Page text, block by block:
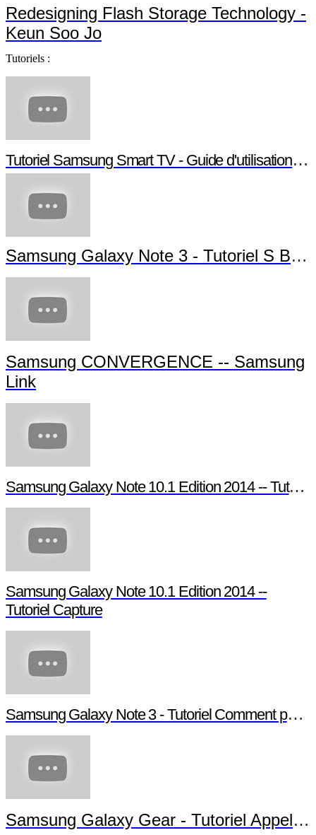
Redesigning Flash Storage Technology -
Keun Soo Jo
Tutoriels :
Tutoriel Samsung Smart TV - Guide d'utilisation Smart TV
Samsung Galaxy Note 3 - Tutoriel S Beam
Samsung CONVERGENCE -- Samsung
Link
Samsung Galaxy Note 10.1 Edition 2014 -- Tutoriel Pen Window
Samsung Galaxy Note 10.1 Edition 2014 --
Tutoriel Capture
Samsung Galaxy Note 3 - Tutoriel Comment paramétrer votre Note 3
Samsung Galaxy Gear - Tutoriel Appels et Messages